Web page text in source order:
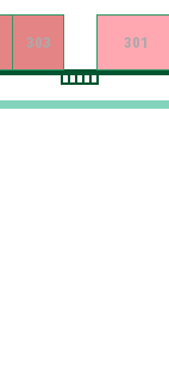
301
303